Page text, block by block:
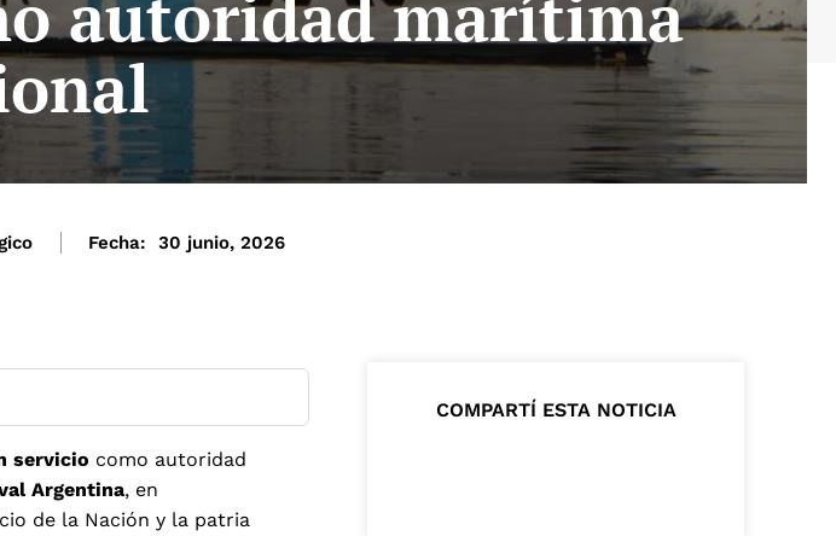
Fecha: 30 junio, 2026
servicio como autoridad
Argentina, en
de la Nación y la patria
COMPARTÍ ESTA NOTICIA